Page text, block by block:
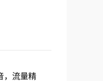
，流量精